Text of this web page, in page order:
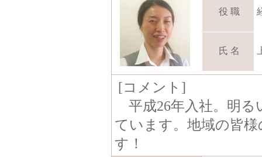
役 職
氏 名
[コメント]
平成26年入社。明る
ています。地域の皆
す！